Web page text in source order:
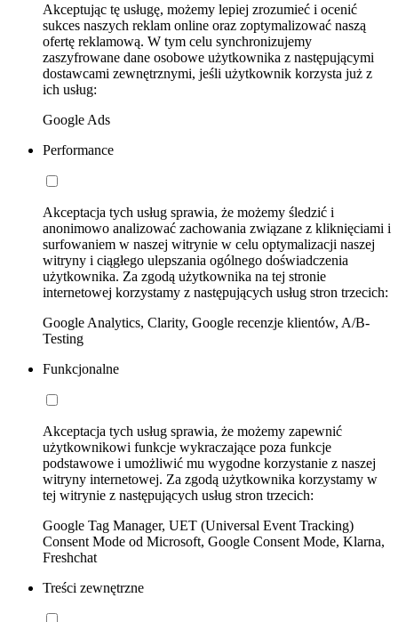
Akceptując tę usługę, możemy lepiej zrozumieć i ocenić
sukces naszych reklam online oraz zoptymalizować naszą
ofertę reklamową. W tym celu synchronizujemy
zaszyfrowane dane osobowe użytkownika z następującymi
dostawcami zewnętrznymi, jeśli użytkownik korzysta już z
ich usług:
Google Ads
Performance
Akceptacja tych usług sprawia, że możemy śledzić i
anonimowo analizować zachowania związane z kliknięciami i
surfowaniem w naszej witrynie w celu optymalizacji naszej
witryny i ciągłego ulepszania ogólnego doświadczenia
użytkownika. Za zgodą użytkownika na tej stronie
internetowej korzystamy z następujących usług stron trzecich:
Google Analytics, Clarity, Google recenzje klientów, A/B-
Testing
Funkcjonalne
Akceptacja tych usług sprawia, że możemy zapewnić
użytkownikowi funkcje wykraczające poza funkcje
podstawowe i umożliwić mu wygodne korzystanie z naszej
witryny internetowej. Za zgodą użytkownika korzystamy w
tej witrynie z następujących usług stron trzecich:
Google Tag Manager, UET (Universal Event Tracking)
Consent Mode od Microsoft, Google Consent Mode, Klarna,
Freshchat
Treści zewnętrzne